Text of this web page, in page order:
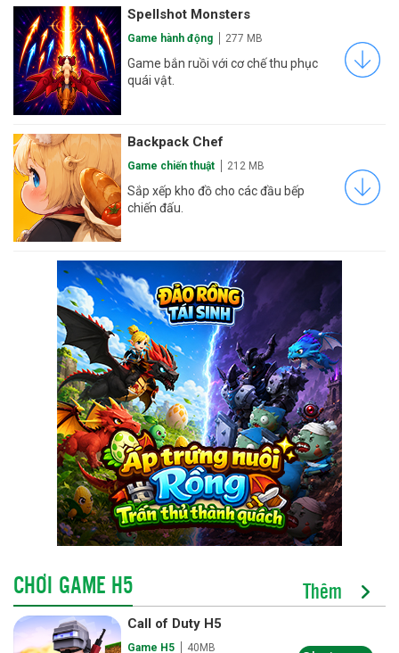
Spellshot Monsters
Game hành động 277 MB
Game bắn ruồi với cơ chế thu phục
quái vật.
Backpack Chef
Game chiến thuật 212 MB
Sắp xếp kho đồ cho các đầu bếp
chiến đấu.
CHƠI GAME H5 Thêm
Call of Duty H5
Game H5 40MB